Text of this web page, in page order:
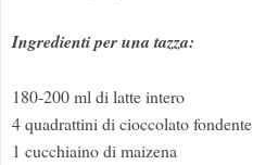
Ingredienti per una tazza:
180-200 ml di latte intero
4 quadrattini di cioccolato fondente
1 cucchiaino di maizena